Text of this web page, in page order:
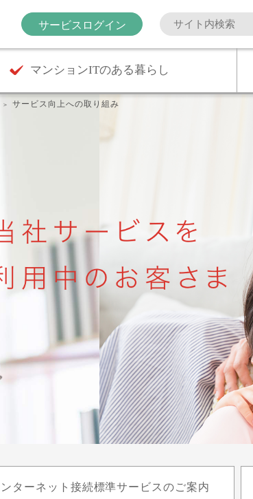
サービスログイン
マンションITのある暮らし
サービス向上への取り組み
ターネット接続標準サービスのご案内